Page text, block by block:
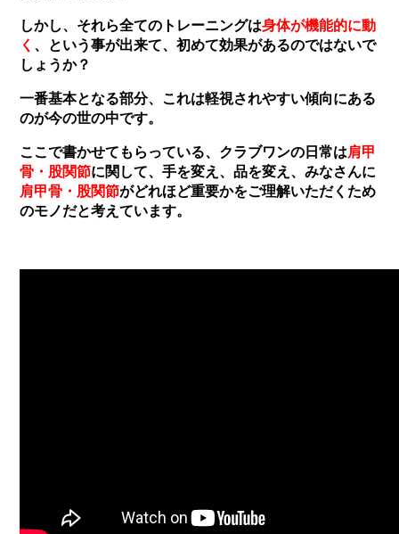
しかし、それら全てのトレーニングは身体が機能的に動
く 、という事が出来て、初めて効果があるのではないで
しょうか？
一番基本となる部分、これは軽視されやすい傾向にある
のが今の世の中です。
ここで書かせてもらっている、クラブワンの日常は肩甲
骨・股関節に関して、手を変え、品を変え、みなさんに
肩甲骨・股関節がどれほど重要かをご理解いただくため
のモノだと考えています。